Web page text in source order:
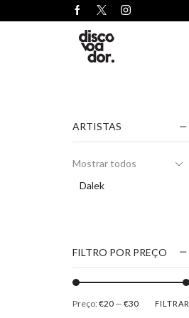
ARTISTAS
Mostrar todos
Dalek
FILTRO POR PREÇO
FILTRAR
Preço:€20 — €30